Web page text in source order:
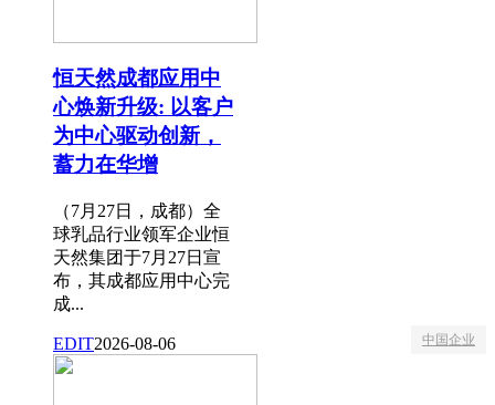
恒天然成都应用中
心焕新升级: 以客户
为中心驱动创新，
蓄力在华增
（7月27日，成都）全
球乳品行业领军企业恒
天然集团于7月27日宣
布，其成都应用中心完
成...
EDIT2026-08-06 中国企业